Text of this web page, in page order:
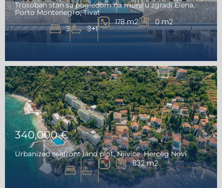
Trosoban stan sa pogledom na more u zgradi Elena,
Porto Montenegro, Tivat
3 3+1
178 m2 0 m2
340,000 €
Urbanized seafront land plot, Njivice, Herceg Novi
832 m2